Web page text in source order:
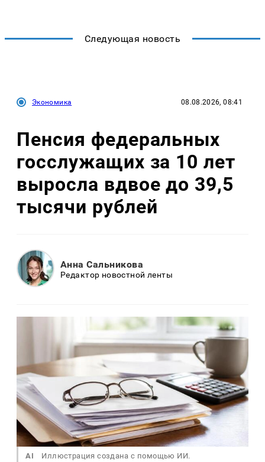
Следующая новость
Экономика 08.08.2026, 08:41
Пенсия федеральных
госслужащих за 10 лет
выросла вдвое до 39,5
тысячи рублей
Анна Сальникова
Редактор новостной ленты
AI Иллюстрация создана с помощью ИИ.